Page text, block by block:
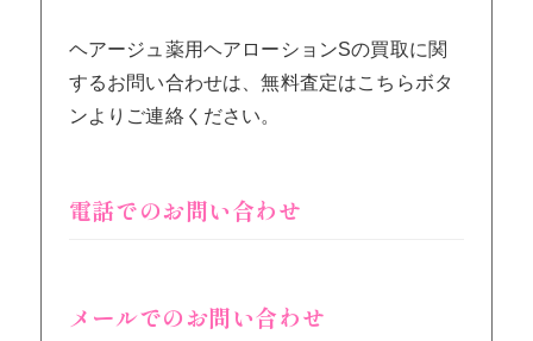
ヘアージュ薬用ヘアローションSの買取に関
するお問い合わせは、無料査定はこちらボタ
ンよりご連絡ください。
電話でのお問い合わせ
メールでのお問い合わせ